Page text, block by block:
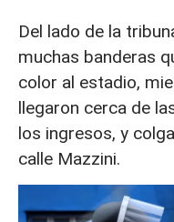
Del lado de la
muchas banderas
color al estadio,
llegaron cerca de
los ingresos, y
calle Mazzini.